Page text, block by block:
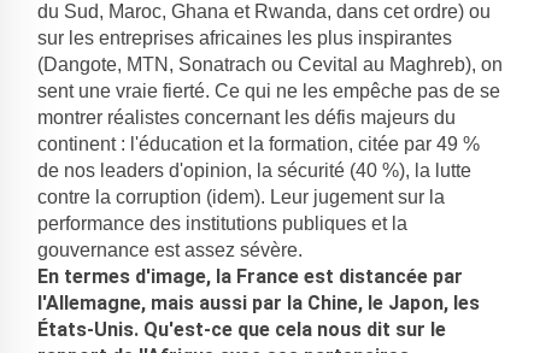
du Sud, Maroc, Ghana et Rwanda, dans cet ordre) ou
sur les entreprises africaines les plus inspirantes
(Dangote, MTN, Sonatrach ou Cevital au Maghreb), on
sent une vraie fierté. Ce qui ne les empêche pas de se
montrer réalistes concernant les défis majeurs du
continent : l'éducation et la formation, citée par 49 %
de nos leaders d'opinion, la sécurité (40 %), la lutte
contre la corruption (idem). Leur jugement sur la
performance des institutions publiques et la
gouvernance est assez sévère.
En termes d'image, la France est distancée par
l'Allemagne, mais aussi par la Chine, le Japon, les
États-Unis. Qu'est-ce que cela nous dit sur le